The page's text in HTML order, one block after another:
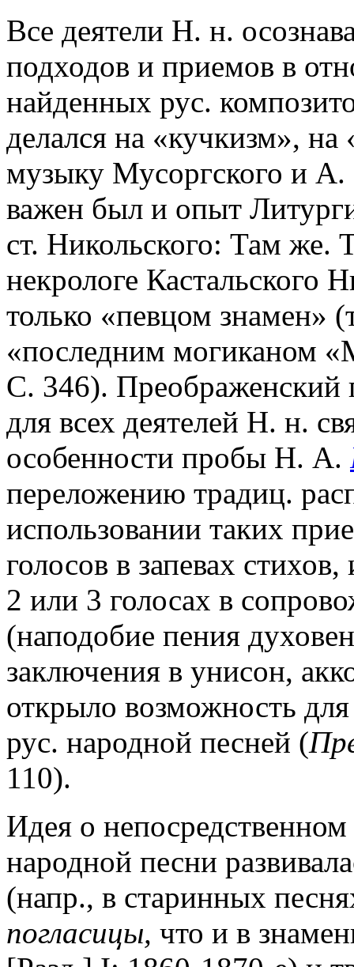
Все деятели Н. н.
подходов и приемов в
найденных рус.
делался на «кучкизм»,
музыку Мусоргского и
важен был и опыт
ст. Никольского: Там
некрологе Кастальского
только «певцом знамен»
«последним могиканом
С. 346). Преображенский
для всех деятелей Н. н.
особенности пробы Н. А.
переложению традиц.
использовании таких
голосов в запевах
2 или 3 голосах в
(наподобие пения
заключения в унисон,
открыло возможность
рус. народной песней (
110).
Идея о непосредственном
народной песни
(напр., в старинных
погласицы, что и в